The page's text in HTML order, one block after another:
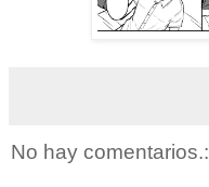
No hay comentarios.: